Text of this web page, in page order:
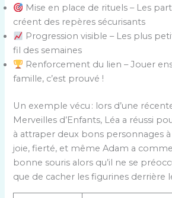
Mise en place de rituels – Les
créent des repères sécurisants
Progression visible – Les plus
fil des semaines
Renforcement du lien – Jouer
famille, c’est prouvé !
Un exemple vécu : lors d’une
Merveilles d’Enfants, Léa a réussi
à attraper deux bons personnages à
joie, fierté, et même Adam a
bonne souris alors qu’il ne se
que de cacher les figurines derrière